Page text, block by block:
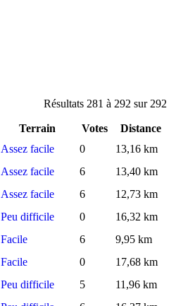
Résultats 281 à 292 sur 292
Terrain Votes Distance
Assez facile 0
13,16 km
Assez facile 6
13,40 km
Assez facile 6
12,73 km
Peu difficile 0
16,32 km
Facile 6
9,95 km
Facile 0
17,68 km
Peu difficile 5
11,96 km